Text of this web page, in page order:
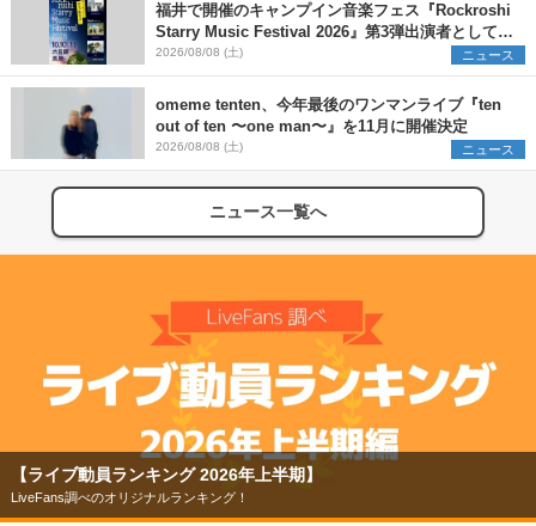
福井で開催のキャンプイン音楽フェス『Rockroshi
Starry Music Festival 2026』第3弾出演者として
SCOOBIE DO、かりゆし58、Reiを発表
2026/08/08 (土) ニュース
omeme tenten、今年最後のワンマンライブ『ten
out of ten 〜one man〜』を11月に開催決定
2026/08/08 (土) ニュース
ニュース一覧へ
【ライブ動員ランキング 2026年上半期】
LiveFans調べのオリジナルランキング！